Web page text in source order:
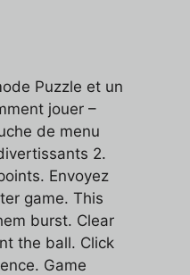
Puzzle et un
jouer –
de menu
2.
Envoyez
game. This
burst. Clear
the ball. Click
Game